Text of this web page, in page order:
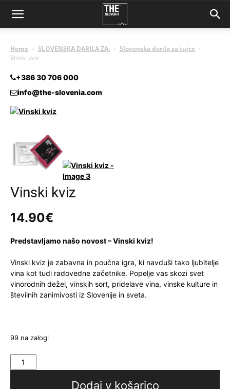
Home SLOVENSKA DARILA ZA:
Slovenska darila za tujce
Vinski kviz
+386 30 706 000
info@the-slovenia.com
Vinski kviz
14.90€
Predstavljamo našo novost – Vinski kviz!
Vinski kviz je zabavna in poučna igra, ki navduši tako ljubitelje
vina kot tudi radovedne začetnike. Popelje vas skozi svet
vinorodnih dežel, vinskih sort, pridelave vina, vinske kulture in
številnih zanimivosti iz Slovenije in sveta.
99 na zalogi
Vinski
kviz
Dodaj v košarico